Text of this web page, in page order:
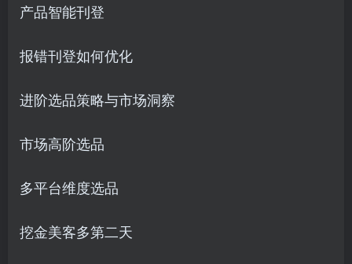
产品智能刊登
报错刊登如何优化
进阶选品策略与市场洞察
市场高阶选品
多平台维度选品
挖金美客多第二天